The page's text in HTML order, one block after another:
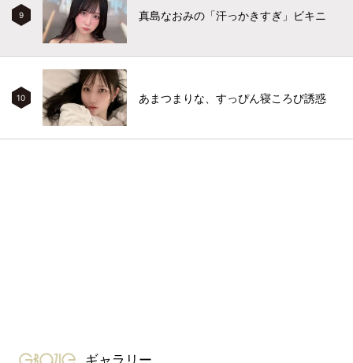
9 真島なおみの「汗っかきすぎ」ビキニ
10 あまつまりな、すっぴん寝ころび誘惑
gravure-grazie
ギャラリー